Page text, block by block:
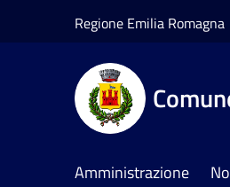
Regione Emilia Romagna
Amministrazione